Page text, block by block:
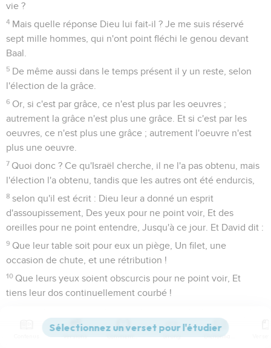
vie ?
4 Mais quelle réponse Dieu lui fait-il ? Je me suis réservé
sept mille hommes, qui n'ont point fléchi le genou devant
Baal.
5 De même aussi dans le temps présent il y un reste, selon
l'élection de la grâce.
6 Or, si c'est par grâce, ce n'est plus par les oeuvres ;
autrement la grâce n'est plus une grâce. Et si c'est par les
oeuvres, ce n'est plus une grâce ; autrement l'oeuvre n'est
plus une oeuvre.
7 Quoi donc ? Ce qu'Israël cherche, il ne l'a pas obtenu, mais
l'élection l'a obtenu, tandis que les autres ont été endurcis,
8 selon qu'il est écrit : Dieu leur a donné un esprit
d'assoupissement, Des yeux pour ne point voir, Et des
oreilles pour ne point entendre, Jusqu'à ce jour. Et David dit :
9 Que leur table soit pour eux un piège, Un filet, une
occasion de chute, et une rétribution !
10 Que leurs yeux soient obscurcis pour ne point voir, Et
tiens leur dos continuellement courbé !
de là ! Mais, par leur chute, le salut est devenu accessible
aux païens, afin qu'ils fussent excités à la jalousie.
Versions Commentaires Strong